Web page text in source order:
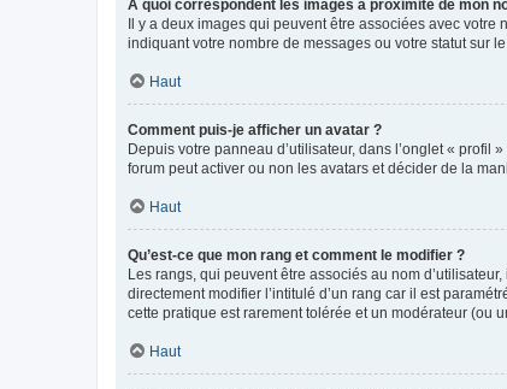
A quoi correspondent les images à proximité de mon
Il y a deux images qui peuvent être associées avec votre
indiquant votre nombre de messages ou votre statut sur
Haut
Comment puis-je afficher un avatar ?
Depuis votre panneau d’utilisateur, dans l’onglet « profil
forum peut activer ou non les avatars et décider de la
Haut
Qu’est-ce que mon rang et comment le modifier ?
Les rangs, qui peuvent être associés au nom
directement modifier l’intitulé d’un rang car il est
cette pratique est rarement tolérée et un modérateur (ou
Haut